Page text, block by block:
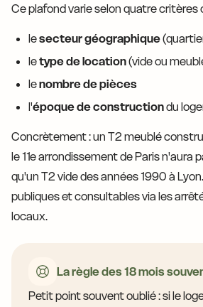
Ce plafond varie selon quatre critères
lesecteur géographique
letype de location(vide ou
lenombre de pièces
l'époque de constructiondu
Concrètement : un T2 meublé
le 11e arrondissement de Paris n'aura
qu'un T2 vide des années 1990 à
publiques et consultables via les
locaux.
La règle des 18 mois
Petit point souvent oublié : si le